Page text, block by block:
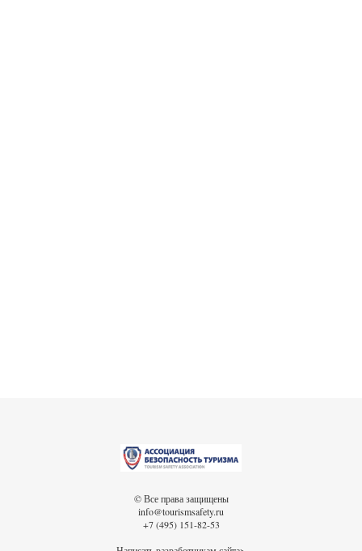
© Все права защищены
info@tourismsafety.ru
+7 (495) 151-82-53